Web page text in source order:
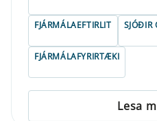
FJÁRMÁLAEFTIRLIT SJÓÐIR
FJÁRMÁLAFYRIRTÆKI
Lesa